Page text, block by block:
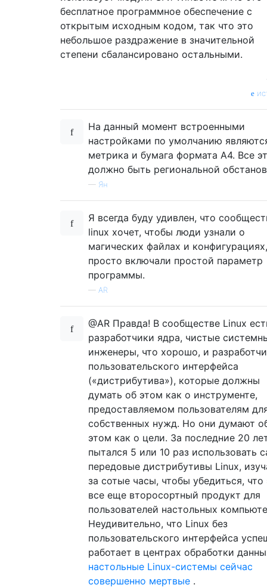
бесплатное программное обеспечение с
открытым исходным кодом, так что это
небольшое раздражение в значительной
степени сбалансировано остальными.
На данный момент встроенными
настройками по умолчанию
метрика и бумага формата А4. Все
должно быть региональной
— Ян
Я всегда буду удивлен, что
linux хочет, чтобы люди узнали о
магических файлах и
просто включали простой параметр
программы.
— AR
@AR Правда! В сообществе Linux
разработчики ядра, чистые
инженеры, что хорошо, и
пользовательского интерфейса
(«дистрибутива»), которые должны
думать об этом как о инструменте,
предоставляемом пользователям
собственных нужд. Но они думают
этом как о цели. За последние 20
пытался 5 или 10 раз использовать
передовые дистрибутивы Linux,
за сотые часы, чтобы убедиться, что
все еще второсортный продукт для
пользователей настольных
Неудивительно, что Linux без
пользовательского интерфейса
работает в центрах обработки
настольные Linux-системы сейчас
совершенно мертвые .